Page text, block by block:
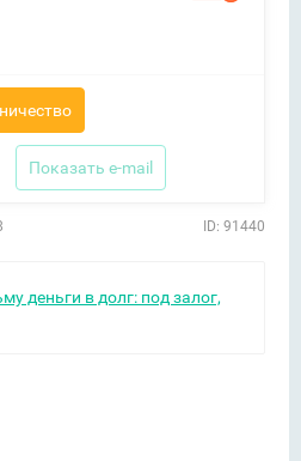
Показать e-mail
ID: 91440
деньги в долг: под залог,